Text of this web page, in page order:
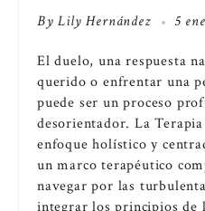
ByLily Hernández 5
El duelo, una respuesta
querido o enfrentar una
puede ser un proceso
desorientador. La
enfoque holístico y
un marco terapéutico
navegar por las